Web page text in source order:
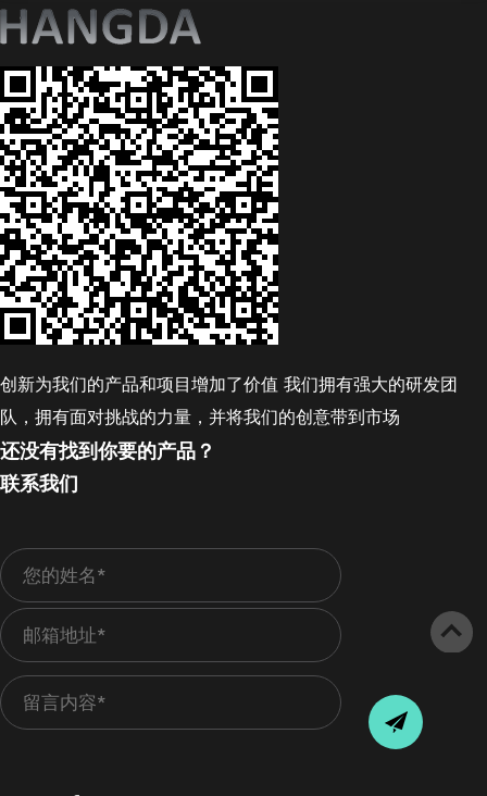
创新为我们的产品和项目增加了价值 我们拥有强大的研发团
队，拥有面对挑战的力量，并将我们的创意带到市场
还没有找到你要的产品？
联系我们